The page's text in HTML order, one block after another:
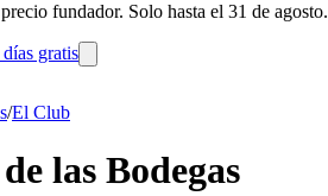
fundador. Solo hasta el 31 de agosto.
gratis
/El Club
las Bodegas